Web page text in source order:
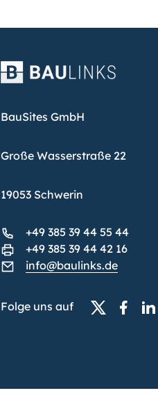
BauSites GmbH
Große Wasserstraße 22
19053 Schwerin
+49 385 39 44 55 44
+49 385 39 44 42 16
info@baulinks.de
Folge uns auf